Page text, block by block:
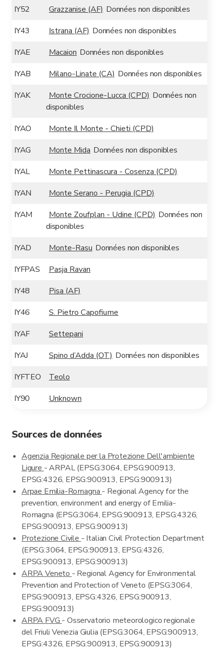
IY52 Grazzanise (AF) Données non disponibles
IY43
Istrana (AF) Données non disponibles
IYAE
Macaion Données non disponibles
IYAB
Milano-Linate (CA) Données non disponibles
IYAK
Monte Crocione-Lucca (CPD) Données non
disponibles
IYAO
Monte Il Monte - Chieti (CPD)
IYAG
Monte Mida Données non disponibles
IYAL
Monte Pettinascura - Cosenza (CPD)
IYAN
Monte Serano - Perugia (CPD)
IYAM
Monte Zoufplan - Udine (CPD) Données non
disponibles
IYAD
Monte-Rasu Données non disponibles
IYFPAS
Pasja Ravan
IY48
Pisa (AF)
IY46
S. Pietro Capofiume
IYAF
Settepani
IYAJ
Spino d’Adda (OT) Données non disponibles
IYFTEO
Teolo
IY90
Unknown
Sources de données
Agenzia Regionale per la Protezione Dell'ambiente
Ligure - ARPAL (EPSG:3064, EPSG:900913,
EPSG:4326, EPSG:900913, EPSG:900913)
Arpae Emilia-Romagna - Regional Agency for the
prevention, environment and energy of Emilia-
Romagna (EPSG:3064, EPSG:900913, EPSG:4326,
EPSG:900913, EPSG:900913)
Protezione Civile - Italian Civil Protection Department
(EPSG:3064, EPSG:900913, EPSG:4326,
EPSG:900913, EPSG:900913)
ARPA Veneto - Regional Agency for Environmental
Prevention and Protection of Veneto (EPSG:3064,
EPSG:900913, EPSG:4326, EPSG:900913,
EPSG:900913)
ARPA FVG - Osservatorio meteorologico regionale
del Friuli Venezia Giulia (EPSG:3064, EPSG:900913,
EPSG:4326, EPSG:900913, EPSG:900913)